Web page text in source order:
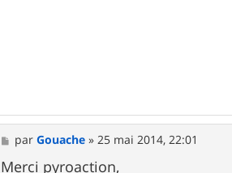
M
e
s
parGouache »25 mai 2014, 22:01
Merci pyroaction,